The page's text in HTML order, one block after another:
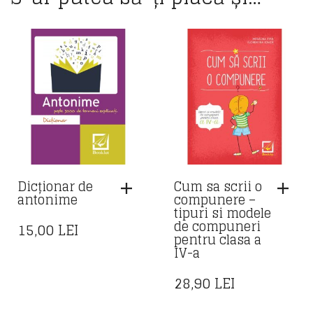
Dicționar de
antonime
15,00 LEI
Cum sa scrii o
compunere –
tipuri si modele
de compuneri
pentru clasa a
IV-a
28,90 LEI